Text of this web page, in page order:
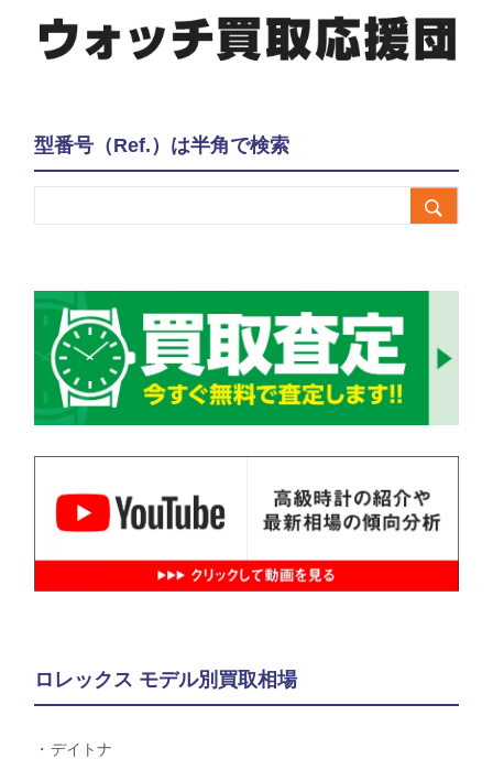
型番号（Ref.）は半角で検索

ロレックス モデル別買取相場
デイトナ